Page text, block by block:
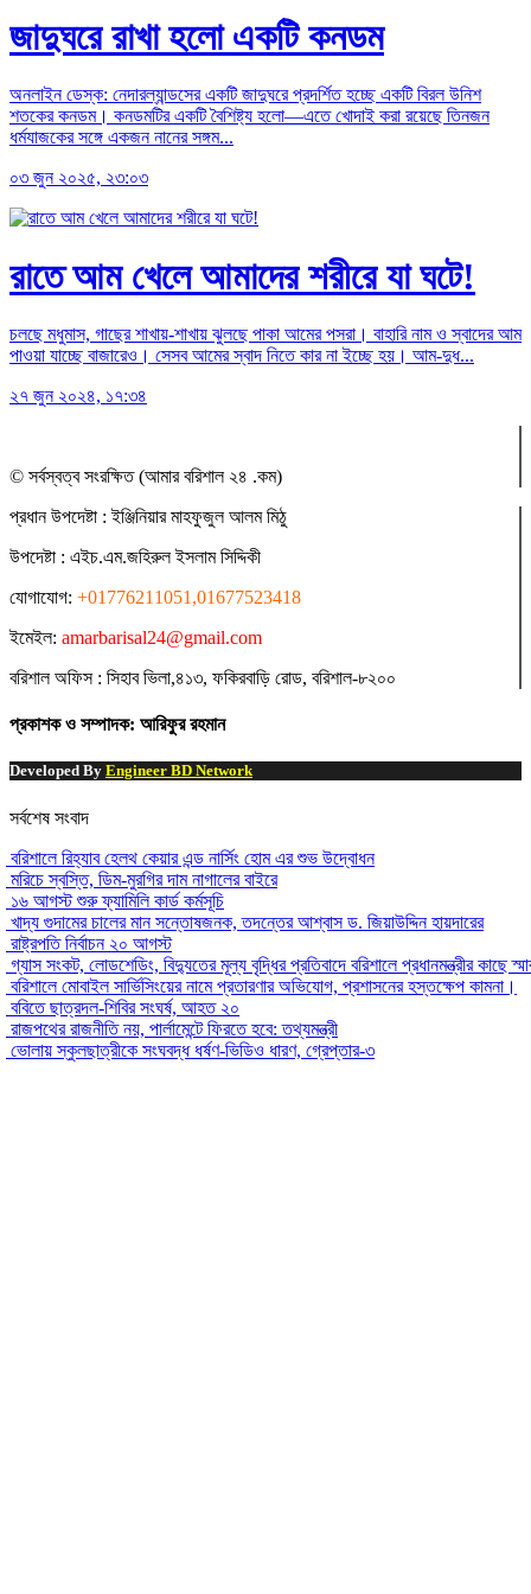
জাদুঘরে রাখা হলো একটি কনডম
অনলাইন ডেস্ক: নেদারল্যান্ডসের একটি জাদুঘরে প্রদর্শিত হচ্ছে একটি বিরল উনিশ
শতকের কনডম। কনডমটির একটি বৈশিষ্ট্য হলো—এতে খোদাই করা রয়েছে তিনজন
ধর্মযাজকের সঙ্গে একজন নানের সঙ্গম...
০৩ জুন ২০২৫, ২৩:০৩
রাতে আম খেলে আমাদের শরীরে যা ঘটে!
চলছে মধুমাস, গাছের শাখায়-শাখায় ঝুলছে পাকা আমের পসরা। বাহারি নাম ও স্বাদের আম
পাওয়া যাচ্ছে বাজারেও। সেসব আমের স্বাদ নিতে কার না ইচ্ছে হয়। আম-দুধ...
২৭ জুন ২০২৪, ১৭:৩৪
© সর্বস্বত্ব সংরক্ষিত (আমার বরিশাল ২৪ .কম)
প্রধান ‍উপদেষ্টা : ‍ইঞ্জিনিয়ার মাহফুজুল আলম মিঠু
উপদেষ্টা : এইচ.এম.জহিরুল ইসলাম সিদ্দিকী
যোগাযোগ: +01776211051,01677523418
ইমেইল: amarbarisal24@gmail.com
বরিশাল অফিস : সিহাব ভিলা,৪১৩, ফকিরবাড়ি রোড, বরিশাল-৮২০০
প্রকাশক ও সম্পাদক: আরিফুর রহমান
Developed By Engineer BD Network
সর্বশেষ সংবাদ
বরিশালে রিহ্যাব হেলথ কেয়ার এন্ড নার্সিং হোম এর শুভ উদ্বোধন
মরিচে স্বস্তি, ডিম-মুরগির দাম নাগালের বাইরে
১৬ আগস্ট শুরু ফ্যামিলি কার্ড কর্মসূচি
খাদ্য গুদামের চালের মান সন্তোষজনক, তদন্তের আশ্বাস ড. জিয়াউদ্দিন হায়দারের
রাষ্ট্রপতি নির্বাচন ২০ আগস্ট
গ্যাস সংকট, লোডশেডিং, বিদ্যুতের মূল্য বৃদ্ধির প্রতিবাদে বরিশালে প্রধানমন্ত্রীর কাছে
বরিশালে মোবাইল সার্ভিসিংয়ের নামে প্রতারণার অভিযোগ, প্রশাসনের হস্তক্ষেপ কামনা।
ববিতে ছাত্রদল-শিবির সংঘর্ষ, আহত ২০
রাজপথের রাজনীতি নয়, পার্লামেন্টে ফিরতে হবে: তথ্যমন্ত্রী
ভোলায় স্কুলছাত্রীকে সংঘবদ্ধ ধর্ষণ-ভিডিও ধারণ, গ্রেপ্তার-৩